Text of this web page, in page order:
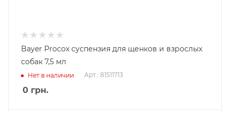
Bayer Procox суспензия для щенков и взрослых
собак 7,5 мл
Нет в наличии Арт.: 81511713
0 грн.